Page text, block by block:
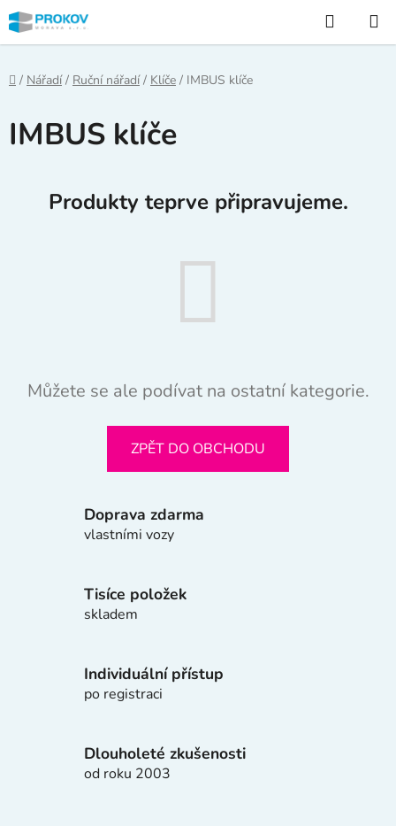
Přejít
na
obsah
Hledat
Domů
/ Nářadí / Ruční nářadí / Klíče / IMBUS klíče
IMBUS klíče
Produkty teprve připravujeme.
Můžete se ale podívat na ostatní kategorie.
ZPĚT DO OBCHODU
Doprava zdarma
vlastními vozy
Tisíce položek
skladem
Individuální přístup
po registraci
Dlouholeté zkušenosti
od roku 2003